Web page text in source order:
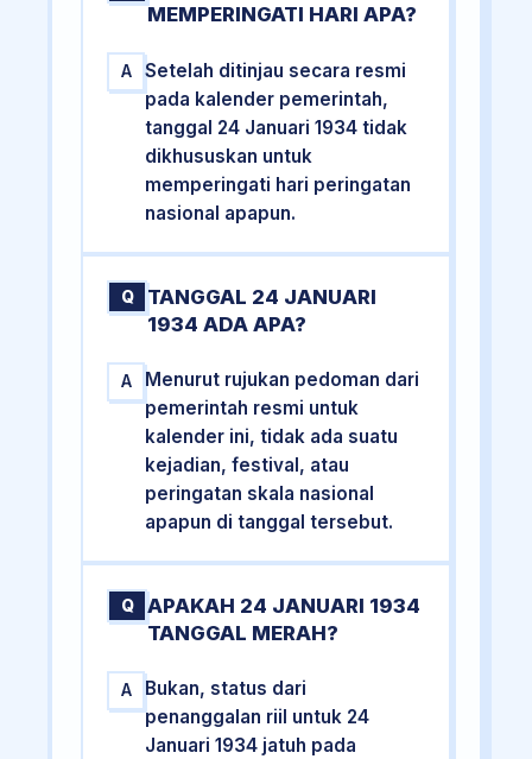
MEMPERINGATI HARI APA?
A
Setelah ditinjau secara resmi
pada kalender pemerintah,
tanggal 24 Januari 1934 tidak
dikhususkan untuk
memperingati hari peringatan
nasional apapun.
Q
TANGGAL 24 JANUARI
1934 ADA APA?
A
Menurut rujukan pedoman dari
pemerintah resmi untuk
kalender ini, tidak ada suatu
kejadian, festival, atau
peringatan skala nasional
apapun di tanggal tersebut.
Q
APAKAH 24 JANUARI 1934
TANGGAL MERAH?
A
Bukan, status dari
penanggalan riil untuk 24
Januari 1934 jatuh pada